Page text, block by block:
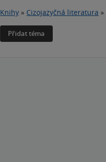
Knihy » Cizojazyčná literatura »
Přidat téma